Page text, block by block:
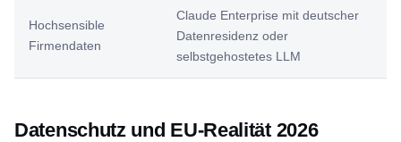
Hochsensible
Firmendaten
Claude Enterprise mit deutscher
Datenresidenz oder
selbstgehostetes LLM
Datenschutz und EU-Realität 2026